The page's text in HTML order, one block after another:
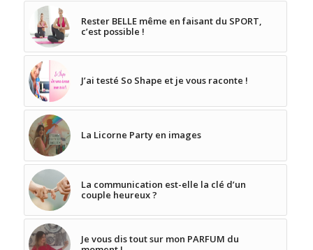
Rester BELLE même en faisant du SPORT,
c’est possible !
J’ai testé So Shape et je vous raconte !
La Licorne Party en images
La communication est-elle la clé d’un
couple heureux ?
Je vous dis tout sur mon PARFUM du